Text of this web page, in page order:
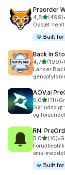
Preorder
4,8ud af 5
(499)
499 •
Opsæt
Built
Back In
4,7ud af 5
(199)
199 •
Lancer
AOV.ai
5,0ud af 5
(11)
11 •
Gør
og
RN:
5,0ud af 5
(10)
10 •
sms-
Built